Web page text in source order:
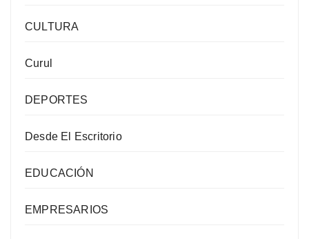
CULTURA
Curul
DEPORTES
Desde El Escritorio
EDUCACIÓN
EMPRESARIOS